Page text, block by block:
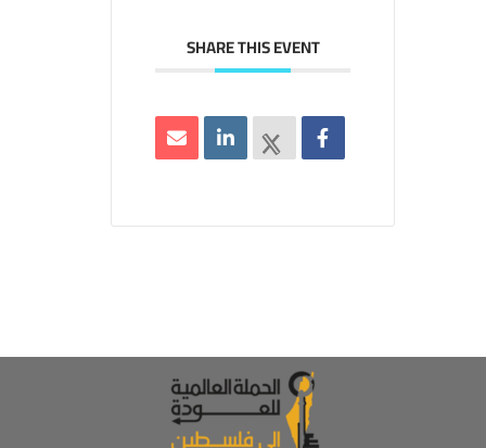
SHARE THIS EVENT